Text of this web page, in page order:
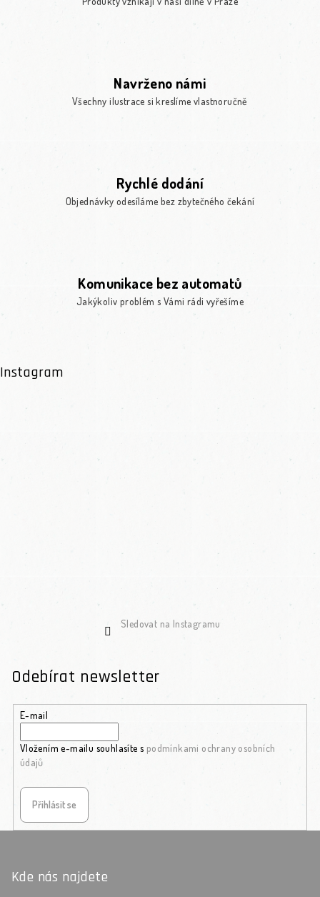
Navrženo námi
Všechny ilustrace si kreslíme vlastnoručně
Rychlé dodání
Objednávky odesíláme bez zbytečného čekání
Komunikace bez automatů
Jakýkoliv problém s Vámi rádi vyřešíme
Instagram
Sledovat na Instagramu
Odebírat newsletter
E-mail
Vložením e-mailu souhlasíte s podmínkami ochrany osobních
údajů
Přihlásit se
Kde nás najdete